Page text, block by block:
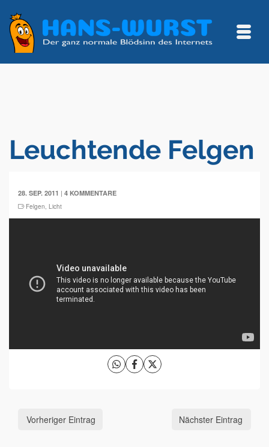
Leuchtende Felgen
28. SEP. 2011 | 4 KOMMENTARE
Felgen, Licht
Vorheriger Eintrag Nächster Eintrag